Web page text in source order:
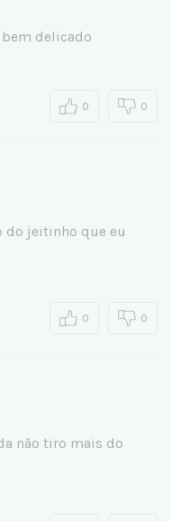
delicado
0 0
do jeitinho que eu
0 0
não tiro mais do